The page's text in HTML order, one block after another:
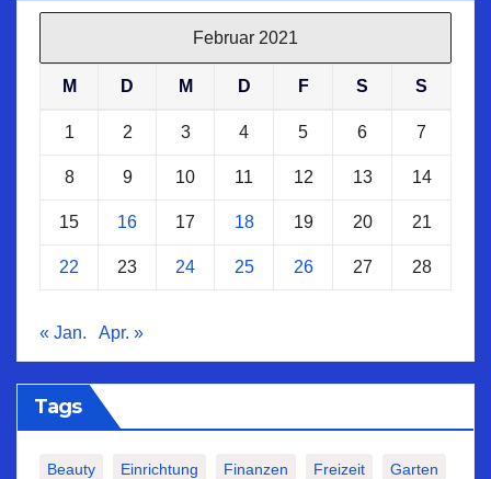
Februar 2021
M D M D F S S
1 2 3 4 5 6 7
8 9 10 11 12 13 14
15 16 17 18 19 20 21
22 23 24 25 26 27 28
« Jan. Apr. »
Tags
Beauty Einrichtung Finanzen Freizeit Garten